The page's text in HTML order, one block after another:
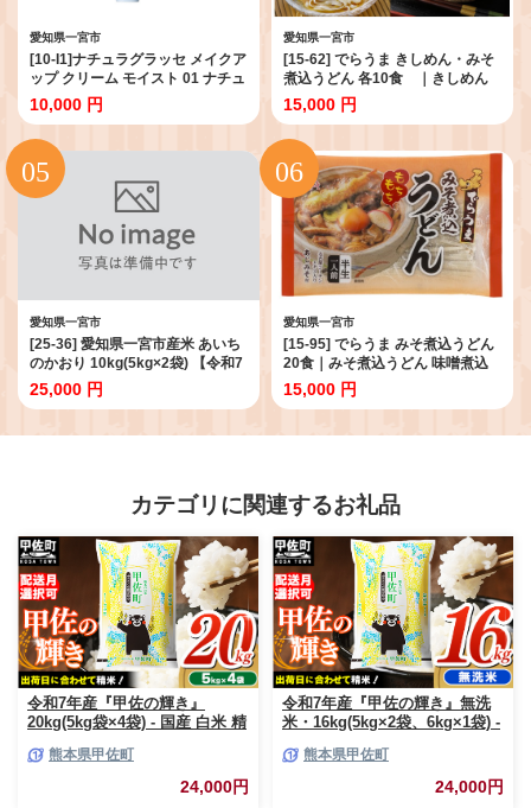
愛知県一宮市
[10-I1]ナチュラグラッセ メイクア
ップ クリーム モイスト 01 ナチュ
ラルベージュ ｜SPF50+ PA+++
ベースメイク メイクアップクリー
ム 天然由来成分100%
10,000 円
愛知県一宮市
[15-62] でらうま きしめん・みそ
煮込うどん 各10食 ｜きしめん
みそ煮込うどん 味噌煮込み うど
ん きし麺 半生麺
15,000 円
愛知県一宮市
[25-36] 愛知県一宮市産米 あいち
のかおり 10kg(5kg×2袋) 【令和7
年産】｜白米 精米 米
25,000 円
愛知県一宮市
[15-95] でらうま みそ煮込うどん
20食｜みそ煮込うどん 味噌煮込
み うどん 半生麺
15,000 円
カテゴリに関連するお礼品
令和7年産『甲佐の輝き』
20kg(5kg袋×4袋) - 国産 白米 精
訳あり 厳選 マイスター 生活応
援 ひのひかり 森のくまさん お
すすめ 熊本県 甲佐町【価格改
熊本県甲佐町
24,000円
令和7年産『甲佐の輝き』無洗
米・16kg(5kg×2袋、6kg×1袋) -
米 複数原料米 訳あり 厳選 マイ
スター 生活応援 ひのひかり 森
のくまさん おすすめ 熊本県 甲
熊本県甲佐町
24,000円